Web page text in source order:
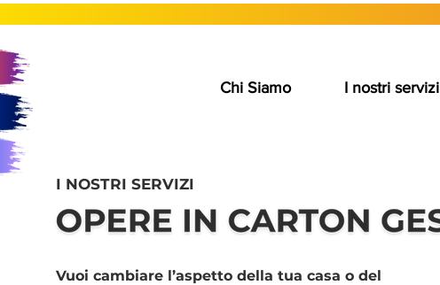
Chi Siamo I nostri servizi
I NOSTRI SERVIZI
Vuoi cambiare l’aspetto della tua casa o del